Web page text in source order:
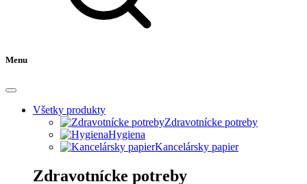
Menu
Všetky produkty
Zdravotnícke potreby
Hygiena
Kancelársky papier
Zdravotnícke potreby